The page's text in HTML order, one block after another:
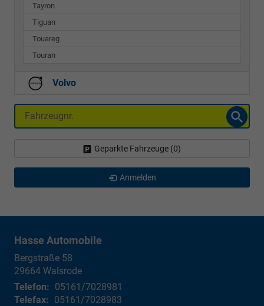
Tayron
Tiguan
Touareg
Touran
Volvo
Fahrzeugnr.
Geparkte Fahrzeuge (0)
Anmelden
Hasse Automobile
Bergstraße 58
29664 Walsrode
Telefon: 05161/7028981
Telefax: 05161/7028983